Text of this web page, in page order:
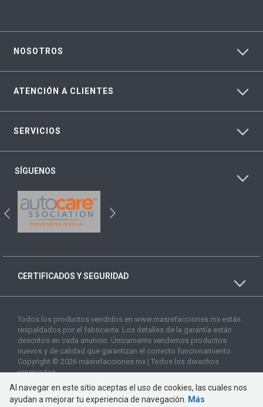
NOSOTROS
ATENCIÓN A CLIENTES
SERVICIOS
SÍGUENOS
CERTIFICADOS Y SEGURIDAD
Todos los productos vendidos en www.masrefacciones.mx están
respaldados por el fabricante. Los detalles de la garantía están
descritos en cada anuncio. Únicamente vendemos productos
nuevos y de calidad que garantizan el correcto funcionamiento.
Copyright © 2026 másrefacciones.mx | Todos los derechos
reservados
Al navegar en este sitio aceptas el uso de cookies, las cuales nos
ayudan a mejorar tu experiencia de navegación.
Más